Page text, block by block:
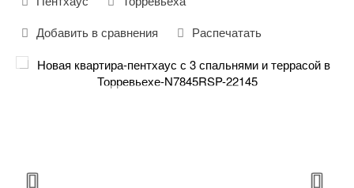
Добавить в сравнения
Распечатать